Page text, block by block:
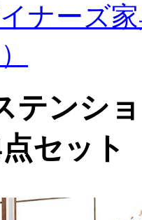
ナーズ
テンシ
セット